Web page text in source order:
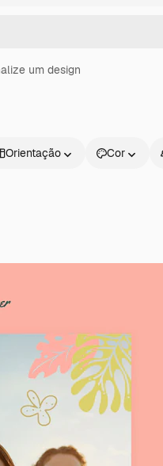
um design
Orientação Cor
de IA
vídeos
Começar
Academy
Documentação
Atendimento
condições